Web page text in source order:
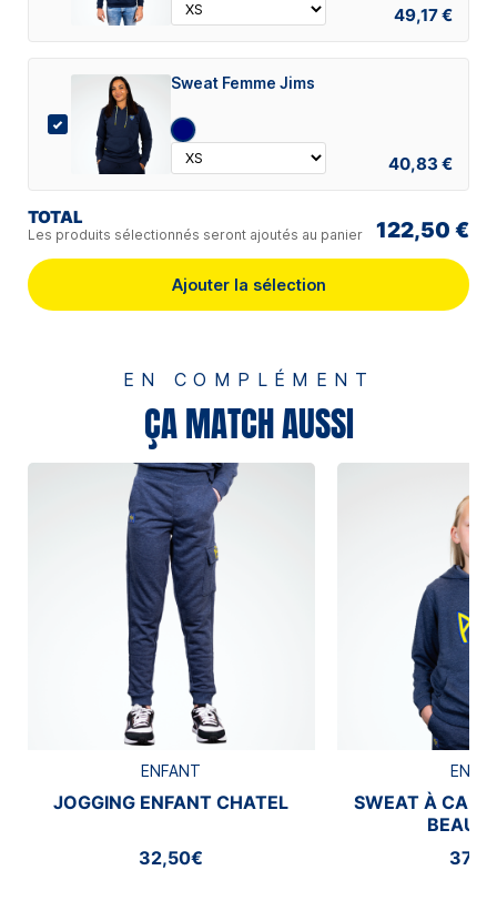
49,17 €
Sweat Femme Jims
40,83 €
TOTAL
Les produits sélectionnés seront ajoutés au panier 122,50 €
Ajouter la sélection
EN COMPLÉMENT
ÇA MATCH AUSSI
ENFANT
JOGGING ENFANT CHATEL
32,50€
SWEAT À